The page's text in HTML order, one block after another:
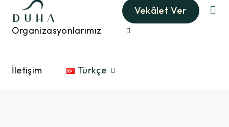
Organizasyonlarımız
İletişim Türkçe
Vekâlet Ver